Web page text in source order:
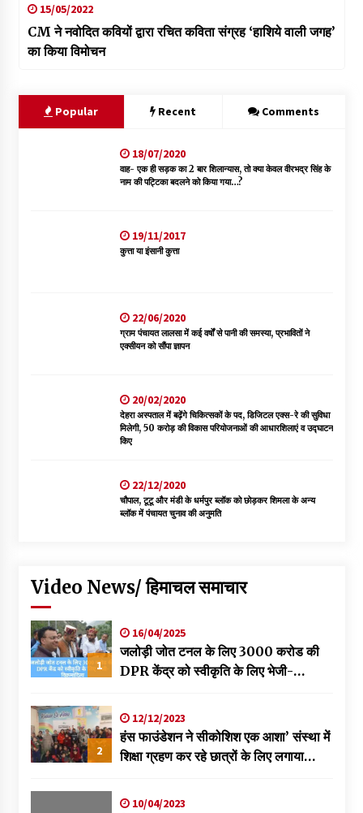
15/05/2022
CM ने नवोदित कवियों द्वारा रचित कविता संग्रह ‘हाशिये वाली जगह’
का किया विमोचन
Popular Recent Comments
18/07/2020
वाह- एक ही सड़क का 2 बार शिलान्यास, तो क्या केवल वीरभद्र सिंह के
नाम की पट्टिका बदलने को किया गया…?
19/11/2017
कुत्ता या इंसानी कुत्ता
22/06/2020
ग्राम पंचायत लालसा में कई वर्षों से पानी की समस्या, प्रभावितों ने
एक्सीयन को सौंपा ज्ञापन
20/02/2020
देहरा अस्पताल में बढ़ेंगे चिकित्सकों के पद, डिजिटल एक्स-रे की सुविधा
मिलेगी, 50 करोड़ की विकास परियोजनाओं की आधारशिलाएं व उद्घाटन
किए
22/12/2020
चौपाल, टूटू और मंडी के धर्मपुर ब्लॉक को छोड़कर शिमला के अन्य
ब्लॉक में पंचायत चुनाव की अनुमति
Video News/ हिमाचल समाचार
1
16/04/2025
जलोड़ी जोत टनल के लिए 3000 करोड की
DPR केंद्र को स्वीकृति के लिए भेजी-
2
12/12/2023
हंस फाउंडेशन ने सीकोशिश एक आशा’ संस्था में
शिक्षा ग्रहण कर रहे छात्रों के लिए लगाया
10/04/2023